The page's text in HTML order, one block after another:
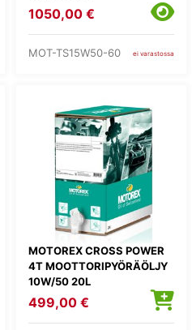
1050,00 €
MOT-TS15W50-60 ei varastossa
MOTOREX CROSS POWER
4T MOOTTORIPYÖRÄÖLJY
10W/50 20L
499,00 €